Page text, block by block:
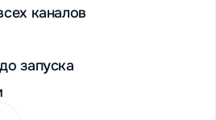
каналов
запуска